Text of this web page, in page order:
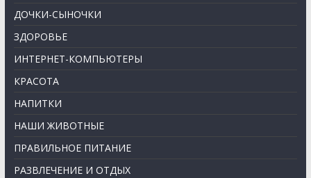
ДОЧКИ-СЫНОЧКИ
ЗДОРОВЬЕ
ИНТЕРНЕТ-КОМПЬЮТЕРЫ
КРАСОТА
НАПИТКИ
НАШИ ЖИВОТНЫЕ
ПРАВИЛЬНОЕ ПИТАНИЕ
РАЗВЛЕЧЕНИЕ И ОТДЫХ